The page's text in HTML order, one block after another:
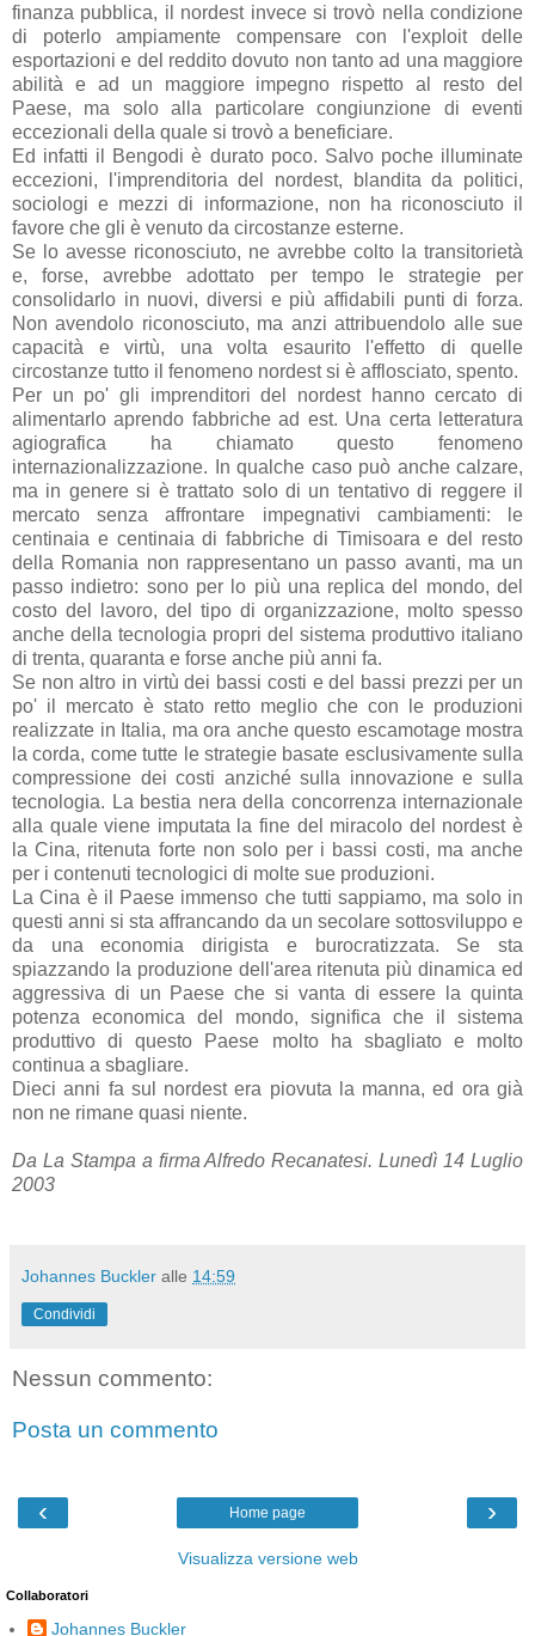
finanza pubblica, il nordest invece si trovò nella condizione
di poterlo ampiamente compensare con l'exploit delle
esportazioni e del reddito dovuto non tanto ad una maggiore
abilità e ad un maggiore impegno rispetto al resto del
Paese, ma solo alla particolare congiunzione di eventi
eccezionali della quale si trovò a beneficiare.
Ed infatti il Bengodi è durato poco. Salvo poche illuminate
eccezioni, l'imprenditoria del nordest, blandita da politici,
sociologi e mezzi di informazione, non ha riconosciuto il
favore che gli è venuto da circostanze esterne.
Se lo avesse riconosciuto, ne avrebbe colto la transitorietà
e, forse, avrebbe adottato per tempo le strategie per
consolidarlo in nuovi, diversi e più affidabili punti di forza.
Non avendolo riconosciuto, ma anzi attribuendolo alle sue
capacità e virtù, una volta esaurito l'effetto di quelle
circostanze tutto il fenomeno nordest si è afflosciato, spento.
Per un po' gli imprenditori del nordest hanno cercato di
alimentarlo aprendo fabbriche ad est. Una certa letteratura
agiografica ha chiamato questo fenomeno
internazionalizzazione. In qualche caso può anche calzare,
ma in genere si è trattato solo di un tentativo di reggere il
mercato senza affrontare impegnativi cambiamenti: le
centinaia e centinaia di fabbriche di Timisoara e del resto
della Romania non rappresentano un passo avanti, ma un
passo indietro: sono per lo più una replica del mondo, del
costo del lavoro, del tipo di organizzazione, molto spesso
anche della tecnologia propri del sistema produttivo italiano
di trenta, quaranta e forse anche più anni fa.
Se non altro in virtù dei bassi costi e del bassi prezzi per un
po' il mercato è stato retto meglio che con le produzioni
realizzate in Italia, ma ora anche questo escamotage mostra
la corda, come tutte le strategie basate esclusivamente sulla
compressione dei costi anziché sulla innovazione e sulla
tecnologia. La bestia nera della concorrenza internazionale
alla quale viene imputata la fine del miracolo del nordest è
la Cina, ritenuta forte non solo per i bassi costi, ma anche
per i contenuti tecnologici di molte sue produzioni.
La Cina è il Paese immenso che tutti sappiamo, ma solo in
questi anni si sta affrancando da un secolare sottosviluppo e
da una economia dirigista e burocratizzata. Se sta
spiazzando la produzione dell'area ritenuta più dinamica ed
aggressiva di un Paese che si vanta di essere la quinta
potenza economica del mondo, significa che il sistema
produttivo di questo Paese molto ha sbagliato e molto
continua a sbagliare.
Dieci anni fa sul nordest era piovuta la manna, ed ora già
non ne rimane quasi niente.
Da La Stampa a firma Alfredo Recanatesi. Lunedì 14 Luglio
2003
Johannes Buckler alle 14:59
Condividi
Nessun commento:
Posta un commento
‹ ›
Home page
Visualizza versione web
Collaboratori
Johannes Buckler